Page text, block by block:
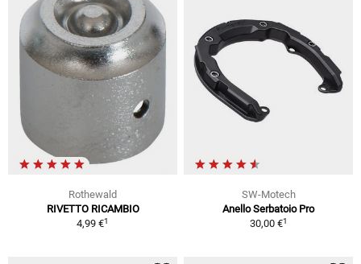
Rothewald
RIVETTO RICAMBIO
4,99 €1
SW-Motech
Anello Serbatoio Pro
30,00 €1